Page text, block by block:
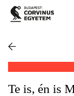
Te is, én is